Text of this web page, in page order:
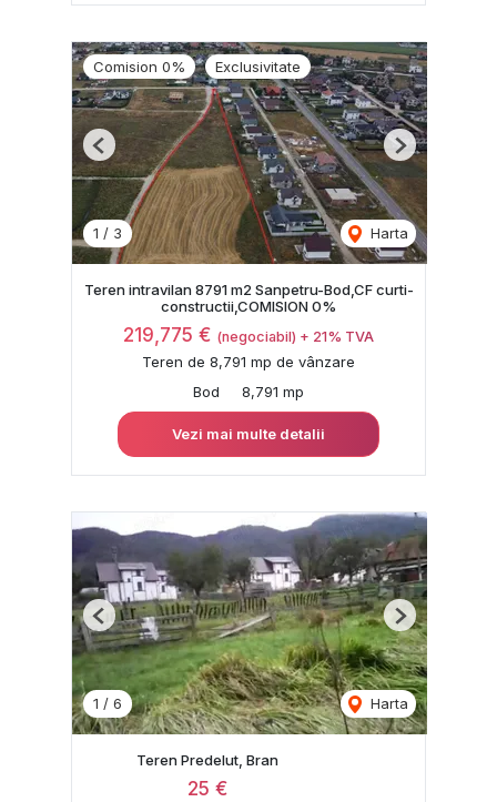
Comision 0% Exclusivitate
1 / 3 Harta
Previous Next
Teren intravilan 8791 m2 Sanpetru-Bod,CF curti-
constructii,COMISION 0%
219,775 € (negociabil) + 21% TVA
Teren de 8,791 mp de vânzare
Bod
8,791 mp
Vezi mai multe detalii
1 / 6 Harta
Previous Next
Teren Predelut, Bran
25 €